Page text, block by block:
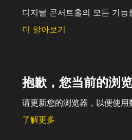
디지털 콘서트홀의 모든 기
더 알아보기
抱歉，您当前的浏
请更新您的浏览器，以便使用
了解更多